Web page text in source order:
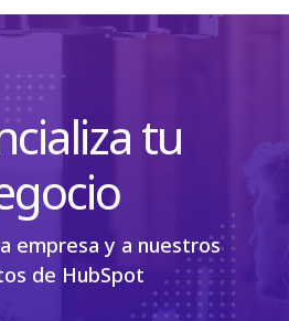
tu
empresa y a nuestros
de HubSpot